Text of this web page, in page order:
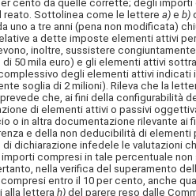
cento da quelle corrette; degli
reato. Sottolinea come le letterea) eb)
uno a tre anni (pena non modificata)
a dette imposte elementi attivi
inoltre, sussistere
50 mila euro) e gli elementi attivi
degli elementi attivi indicati
soglia di 2 milioni). Rileva che la
prevede che, ai fini della configurabilità
di elementi attivi o passivi
o in altra documentazione rilevante
e della non deducibilità di elementi
dichiarazione infedele le valutazioni
compresi in tale percentuale
nella verifica del superamento
entro il 10 per cento, anche
alla letterah) del parere reso dalle